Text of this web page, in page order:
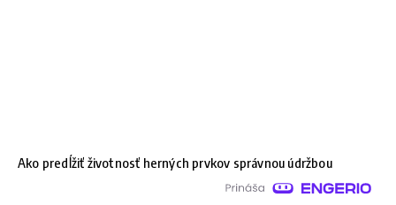
Ako predĺžiť životnosť herných prvkov správnou údržbou